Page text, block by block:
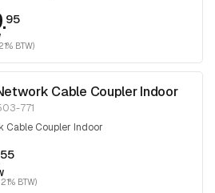
95
BTW)
Cable Coupler Indoor
771
Cable Coupler Indoor
55
BTW)